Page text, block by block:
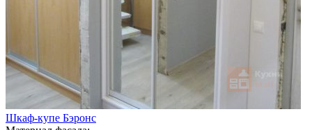
Шкаф-купе Бэронс